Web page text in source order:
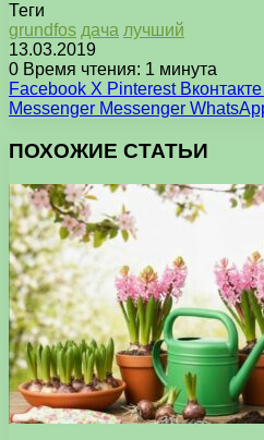
Теги
grundfos дача лучший
13.03.2019
0 Время чтения: 1 минута
Facebook X Pinterest Вконтакте
Messenger Messenger
ПОХОЖИЕ СТАТЬИ